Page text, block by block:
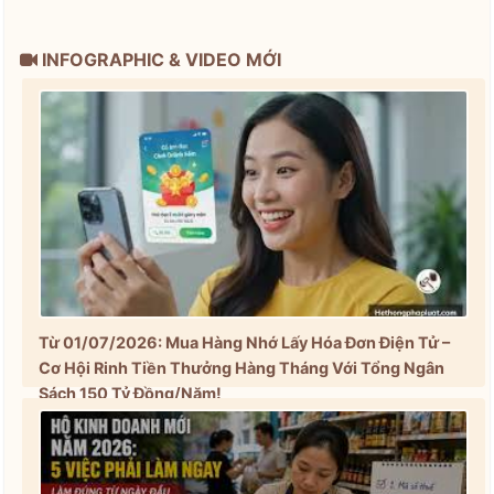
INFOGRAPHIC & VIDEO MỚI
Từ 01/07/2026: Mua Hàng Nhớ Lấy Hóa Đơn Điện Tử –
Cơ Hội Rinh Tiền Thưởng Hàng Tháng Với Tổng Ngân
Sách 150 Tỷ Đồng/Năm!